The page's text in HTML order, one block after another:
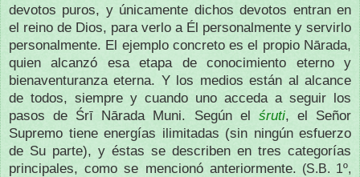
devotos puros, y únicamente dichos devotos entran en
el reino de Dios, para verlo a Él personalmente y servirlo
personalmente. El ejemplo concreto es el propio Nārada,
quien alcanzó esa etapa de conocimiento eterno y
bienaventuranza eterna. Y los medios están al alcance
de todos, siempre y cuando uno acceda a seguir los
pasos de Śrī Nārada Muni. Según el śruti, el Señor
Supremo tiene energías ilimitadas (sin ningún esfuerzo
de Su parte), y éstas se describen en tres categorías
principales, como se mencionó anteriormente. (S.B. 1º,